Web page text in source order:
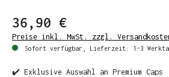
36,90 €
Preise inkl. MwSt. zzgl.
Sofort verfügbar, Lieferzeit: 1-3
✔️ Exklusive Auswahl an Premium Caps